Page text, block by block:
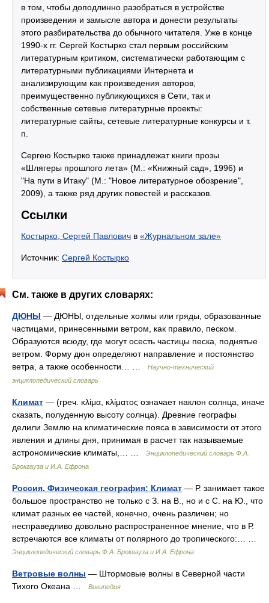
в том, чтобы доподлинно разобраться в устройстве
произведения и замысле автора и донести результаты
этого разбирательства до обычного читателя. Уже в конце
1990-х гг. Сергей Костырко стал первым российским
литературным критиком, систематически работающим с
литературными публикациями Интернета и
анализирующим как произведения авторов,
преимущественно публикующихся в Сети, так и
собственные сетевые литературные проекты:
литературные сайты, сетевые литературные конкурсы и т.
п.
Сергею Костырко также принадлежат книги прозы
«Шлягеры прошлого лета» (М.: «Книжный сад», 1996) и
"На пути в Итаку" (М.: "Новое литературное обозрение",
2009), а также ряд других повестей и рассказов.
Ссылки
Костырко, Сергей Павлович в «Журнальном зале»
Источник: Сергей Костырко
См. также в других словарях:
ДЮНЫ — ДЮНЫ, отдельные холмы или гряды, образованные
частицами, принесенными ветром, как правило, песком.
Образуются всюду, где могут осесть частицы песка, поднятые
ветром. Форму дюн определяют направление и постоянство
ветра, а также особенности… …
Научно-технический
энциклопедический словарь
Климат — (греч. κλίμα, κλίματος означает наклон солнца, иначе
сказать, полуденную высоту солнца). Древние географы
делили Землю на климатические пояса в зависимости от этого
явления и длины дня, принимая в расчет так называемые
астрономические климаты,… …
Энциклопедический словарь Ф.А.
Брокгауза и И.А. Ефрона
Россия. Физическая география: Климат — Р. занимает такое
большое пространство не только с З. на В., но и с С. на Ю., что
климат разных ее частей, конечно, очень различен; но
несправедливо довольно распространенное мнение, что в Р.
встречаются все климаты от полярного до тропического:… …
Энциклопедический словарь Ф.А. Брокгауза и И.А. Ефрона
Ветровые волны — Штормовые волны в Северной части
Тихого Океана …
Википедия